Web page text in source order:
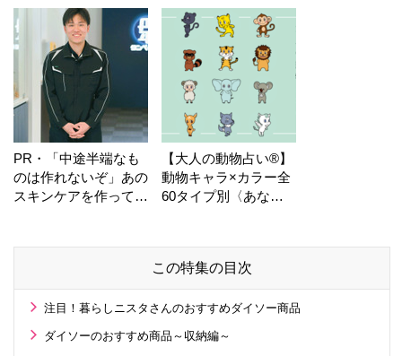
PR・「中途半端なも
のは作れないぞ」あの
スキンケアを作ってい
【大人の動物占い®】
動物キャラ×カラー全
60タイプ別〈あなた
この特集の目次
注目！暮らしニスタさんのおすすめダイソー商品
ダイソーのおすすめ商品～収納編～